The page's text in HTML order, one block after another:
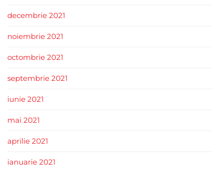
decembrie 2021
noiembrie 2021
octombrie 2021
septembrie 2021
iunie 2021
mai 2021
aprilie 2021
ianuarie 2021